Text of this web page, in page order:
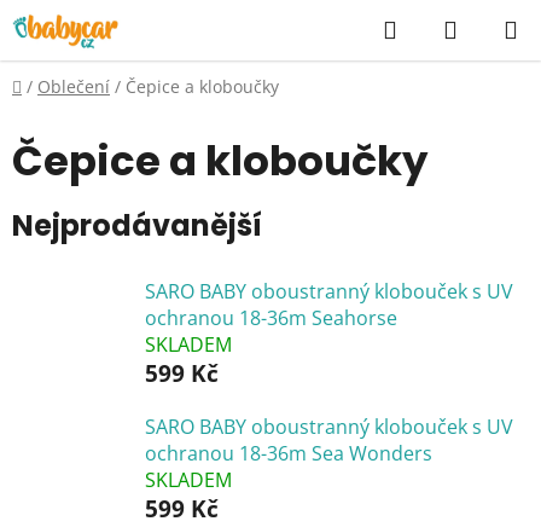
Přejít
na
obsah
Hledat
KOŠÍK
Domů
/ Oblečení / Čepice a kloboučky
Čepice a kloboučky
Nejprodávanější
SARO BABY oboustranný klobouček s UV
ochranou 18-36m Seahorse
SKLADEM
599 Kč
SARO BABY oboustranný klobouček s UV
ochranou 18-36m Sea Wonders
SKLADEM
599 Kč